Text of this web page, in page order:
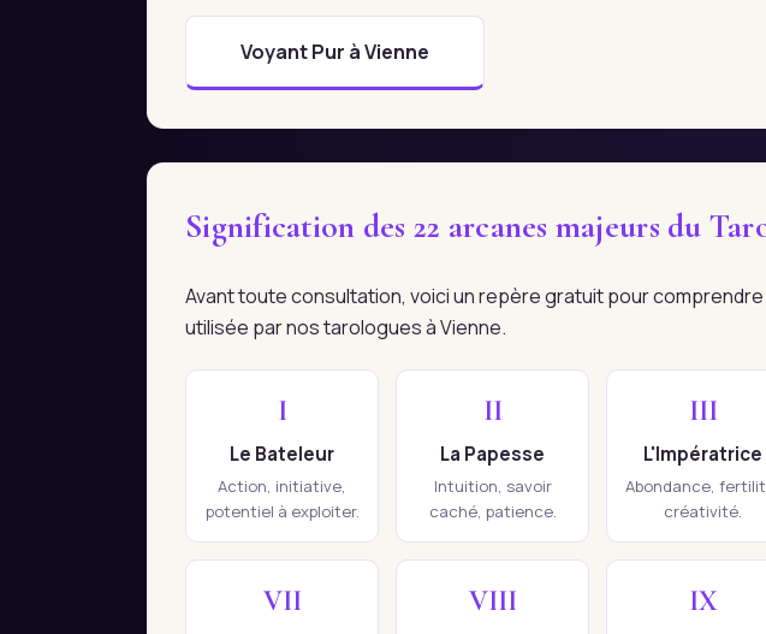
Voyant Pur à Vienne
Signification des 22 arcanes majeurs du
Avant toute consultation, voici un repère gratuit pour
utilisée par nos tarologues à Vienne.
I
Le Bateleur
Action, initiative,
potentiel à exploiter.
II
La Papesse
Intuition, savoir
caché, patience.
III
L'Impératrice
Abondance,
créativité.
VII VIII IX